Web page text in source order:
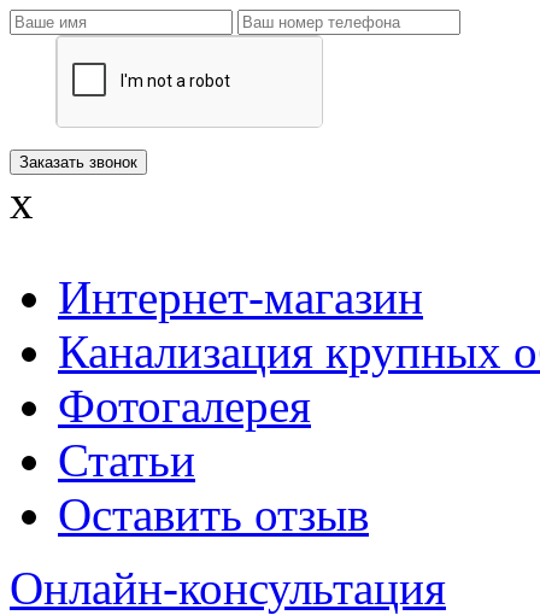
x
Интернет-магазин
Канализация крупных
Фотогалерея
Статьи
Оставить отзыв
Онлайн-консультация